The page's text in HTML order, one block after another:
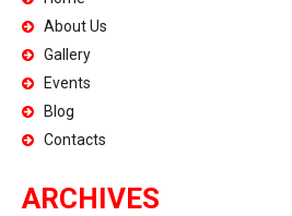
About Us
Gallery
Events
Blog
Contacts
ARCHIVES